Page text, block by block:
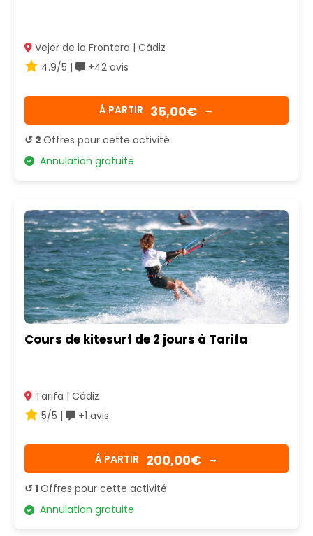
Vejer de la Frontera | Cádiz
4.9/5 |
+42 avis
Á PARTIR 35,00€ →
↺ 2 Offres pour cette activité
Annulation gratuite
Cours de kitesurf de 2 jours à Tarifa
Tarifa | Cádiz
5/5 |
+1 avis
Á PARTIR 200,00€ →
↺ 1Offres pour cette activité
Annulation gratuite